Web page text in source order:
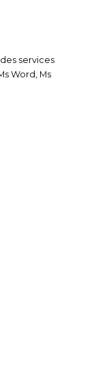
services
Word, Ms